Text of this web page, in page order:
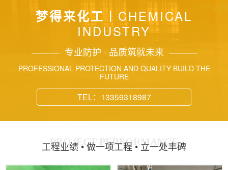
梦得来化工 丨CHEMICAL
INDUSTRY
专业防护 · 品质筑就未来
PROFESSIONAL PROTECTION AND QUALITY BUILD THE
FUTURE
TEL：13359318987
PROJECT PERFORMANCE
工程业绩 • 做一项工程 • 立一处丰碑